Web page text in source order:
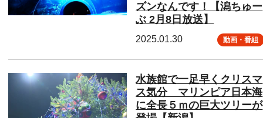
ズンなんです！【潟ちゅー
ぶ 2月8日放送】
2025.01.30 動画・番組
水族館で一足早くクリスマ
ス気分 マリンピア日本海
に全長５ｍの巨大ツリーが